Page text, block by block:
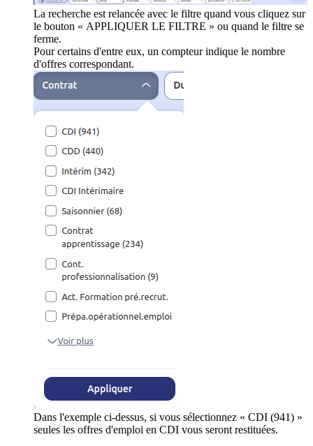
La recherche est relancée avec le filtre quand vous cliquez sur
le bouton « APPLIQUER LE FILTRE » ou quand le filtre se
ferme.
Pour certains d'entre eux, un compteur indique le nombre
d'offres correspondant.
Dans l'exemple ci-dessus, si vous sélectionnez « CDI (941) »
seules les offres d'emploi en CDI vous seront restituées.